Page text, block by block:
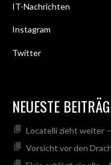
IT-Nachrichten
Instagram
Twitter
NEUESTE
Locatelli zieht weiter
Vorsicht vor den